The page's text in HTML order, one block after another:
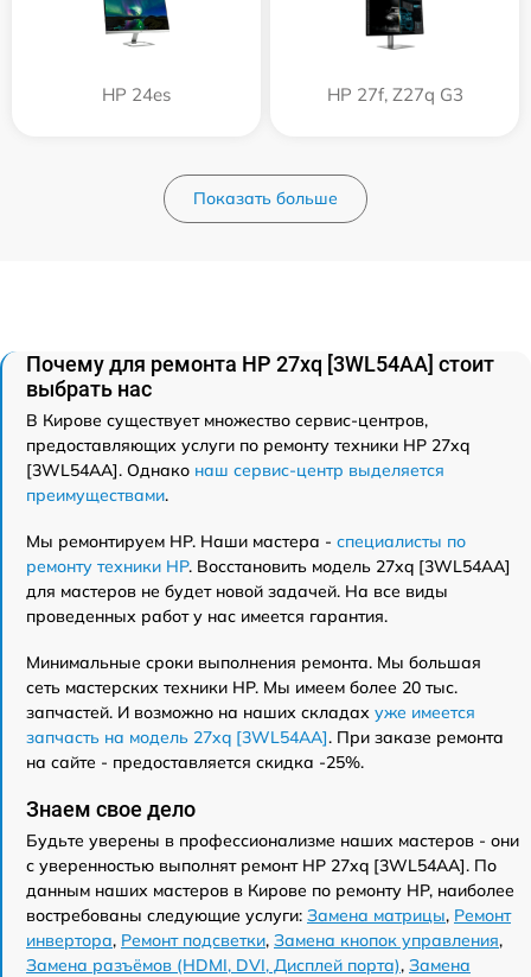
HP 24es HP 27f, Z27q G3
Показать больше
Почему для ремонта HP 27xq [3WL54AA] стоит
выбрать нас
В Кирове существует множество сервис-центров,
предоставляющих услуги по ремонту техники HP 27xq
[3WL54AA]. Однако наш сервис-центр выделяется
преимуществами.
Мы ремонтируем HP. Наши мастера - специалисты по
ремонту техники HP. Восстановить модель 27xq [3WL54AA]
для мастеров не будет новой задачей. На все виды
проведенных работ у нас имеется гарантия.
Минимальные сроки выполнения ремонта. Мы большая
сеть мастерских техники HP. Мы имеем более 20 тыс.
запчастей. И возможно на наших складах уже имеется
запчасть на модель 27xq [3WL54AA]. При заказе ремонта
на сайте - предоставляется скидка -25%.
Знаем свое дело
Будьте уверены в профессионализме наших мастеров - они
с уверенностью выполнят ремонт HP 27xq [3WL54AA]. По
данным наших мастеров в Кирове по ремонту HP, наиболее
востребованы следующие услуги: Замена матрицы, Ремонт
инвертора, Ремонт подсветки, Замена кнопок управления,
Замена разъёмов (HDMI, DVI, Дисплей порта), Замена